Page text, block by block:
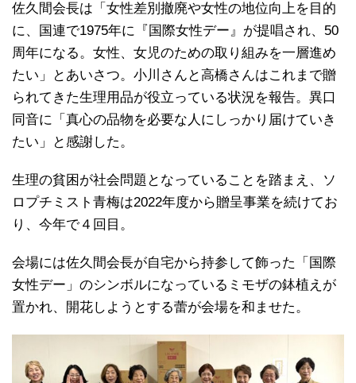
佐久間会長は「女性差別撤廃や女性の地位向上を目的
に、国連で1975年に『国際女性デー』が提唱され、50
周年になる。女性、女児のための取り組みを一層進め
たい」とあいさつ。小川さんと高橋さんはこれまで贈
られてきた生理用品が役立っている状況を報告。異口
同音に「真心の品物を必要な人にしっかり届けていき
たい」と感謝した。
生理の貧困が社会問題となっていることを踏まえ、ソ
ロプチミスト青梅は2022年度から贈呈事業を続けてお
り、今年で４回目。
会場には佐久間会長が自宅から持参して飾った「国際
女性デー」のシンボルになっているミモザの鉢植えが
置かれ、開花しようとする蕾が会場を和ませた。